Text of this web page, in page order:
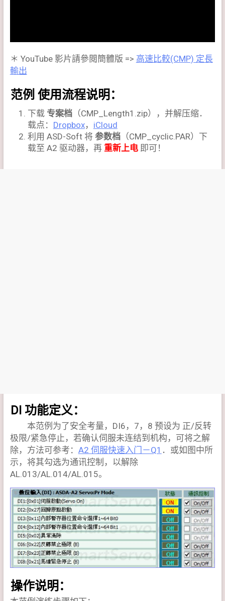
＊ YouTube 影片請參閱簡體版 => 高速比較(CMP) 定長
輸出
范例 使用流程说明：
下载 专案档（CMP_Length1.zip），并解压缩．
载点： Dropbox， iCloud
利用 ASD-Soft 将 参数档（CMP_cyclic.PAR）下
载至 A2 驱动器，再 重新上电即可！
DI 功能定义：
本范例为了安全考量，DI6，7，8 预设为 正/反转
极限/紧急停止，若确认伺服未连结到机构，可将之解
除，方法可参考： A2 伺服快速入门－Q1 ．或如图中所
示，将其勾选为通讯控制，以解除
AL.013/AL.014/AL.015。
操作说明：